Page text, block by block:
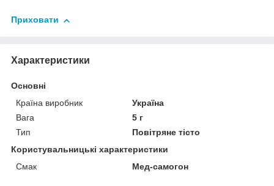
Приховати
Характеристики
Основні
Країна виробник
Україна
Вага
5 г
Тип
Повітряне тісто
Користувальницькі характеристики
Смак
Мед-самогон